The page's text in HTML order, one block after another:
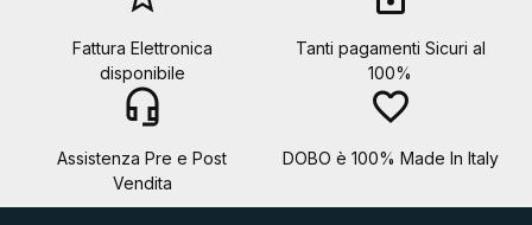
Fattura Elettronica
disponibile
Tanti pagamenti Sicuri al
100%
headset_mic
Assistenza Pre e Post
Vendita
favorite_border
DOBO è 100% Made In Italy